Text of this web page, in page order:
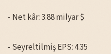
- Net kâr: 3.88 milyar $
- Seyreltilmiş EPS: 4.35